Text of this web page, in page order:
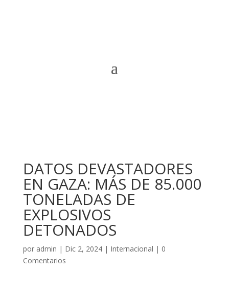
DATOS DEVASTADORES
EN GAZA: MÁS DE 85.000
TONELADAS DE
EXPLOSIVOS
DETONADOS
por admin | Dic 2, 2024| Internacional | 0
Comentarios